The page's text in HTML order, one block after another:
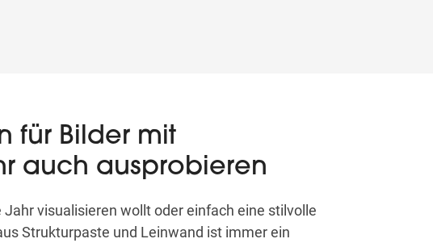
für Bilder mit
auch ausprobieren
visualisieren wollt oder einfach eine stilvolle
Strukturpaste und Leinwand ist immer ein